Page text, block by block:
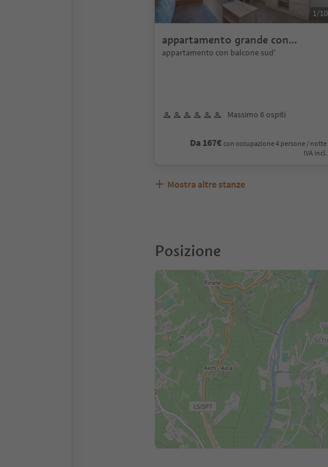
appartamento grande con
balcone sud
appartamento con balcone sud'
Massimo 6 ospiti
Da 167€ con occupazione 4 persone / notte
IVA incl.
1/10
Mostra altre stanze
Posizione